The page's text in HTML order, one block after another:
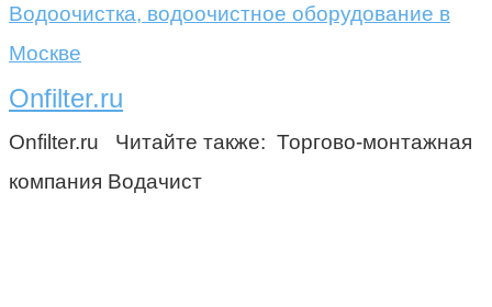
Водоочистка, водоочистное оборудование в
Москве
Onfilter.ru
Onfilter.ru Читайте также: Торгово-монтажная
компания Водачист